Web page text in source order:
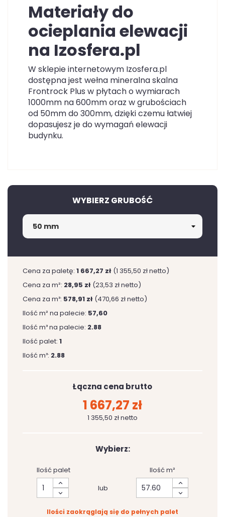
Materiały do
ocieplania elewacji
na Izosfera.pl
W sklepie internetowym Izosfera.pl
dostępna jest wełna mineralna skalna
Frontrock Plus w płytach o wymiarach
1000mm na 600mm oraz w grubościach
od 50mm do 300mm, dzięki czemu łatwiej
dopasujesz je do wymagań elewacji
budynku.
WYBIERZ GRUBOŚĆ
Cena za paletę: 1 667,27 zł (1 355,50 zł netto)
Cena za m²: 28,95 zł (23,53 zł netto)
Cena za m³: 578,91 zł (470,66 zł netto)
Ilość m² na palecie: 57,60
Ilość m³ na palecie: 2.88
Ilość palet: 1
Ilość m³: 2.88
Łączna cena brutto
1 667,27 zł
1 355,50 zł netto
Wybierz:
Ilość palet
lub
Ilość m²
Ilości zaokrąglają się do pełnych palet